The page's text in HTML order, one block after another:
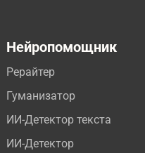
Нейропомощник
Рерайтер
Гуманизатор
ИИ-Детектор текста
ИИ-Детектор